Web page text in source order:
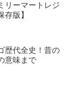
リーマートレジ
存版】
歴代全史！昔の
意味まで